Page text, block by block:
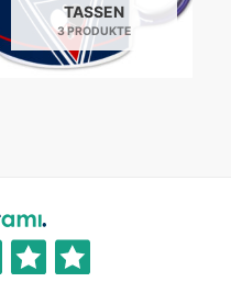
TASSEN
3 PRODUKTE